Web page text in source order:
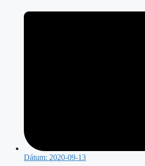
Dátum: 2020-09-13